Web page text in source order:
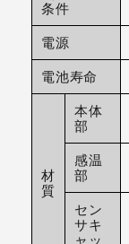
条件
電源
電池寿命
材
質
本体
部
感温
部
セン
サキ
ャッ